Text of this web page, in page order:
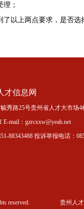
；
以上两点要求，是否
才信息网
秀路25号贵州省人才大市场
E-mail：gzrcxxw@yeah.net
88343488 投诉举报电话：
reserved.
贵州人